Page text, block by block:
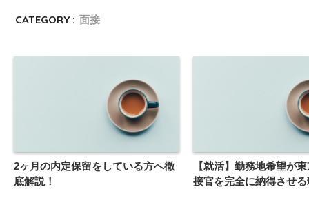
CATEGORY : 面接
2ヶ月の内定保留をしている方へ徹
底解説！
【就活】勤務地希望が
接官を完全に納得させ